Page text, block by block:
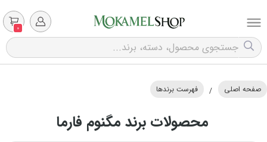
0
صفحه اصلی / فهرست برندها
محصولات برند مگنوم فارما